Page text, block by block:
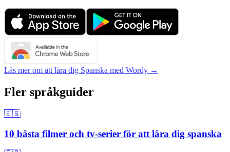
Läs mer om att lära dig Spanska med Wordy →
Fler språkguider
🇪🇸
10 bästa filmer och tv-serier för att lära dig spanska